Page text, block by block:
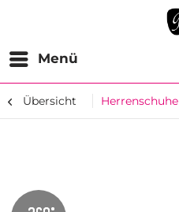
Menü
Übersicht Herrenschuhe